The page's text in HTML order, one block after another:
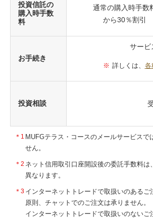
投資信託の
購入時手数
料
通常の購入時手数
から30％割引
お手続き
サービ
詳しくは、 各
投資相談
＊1 MUFGテラス・コースのメールサービスで
せん。
＊2 ネット信用取引口座開設後の委託手数料は
異なります。
＊3 インターネットトレードで取扱いのあるご
原則、チャットでのご注文は承りません。
インターネットトレードで取扱いのないご